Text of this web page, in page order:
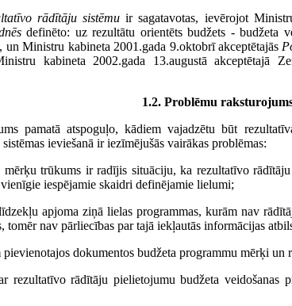
rādītāju sistēmu ir sagatavotas, ievērojot
definēto: uz rezultātu orientēts budžets - budžeta
Ministru kabineta 2001.gada 9.oktobrī akceptētajās
kabineta 2002.gada 13.augustā akceptētajā
1.2. Problēmu
pamatā atspoguļo, kādiem vajadzētu būt
ieviešanā ir iezīmējušās vairākas problēmas:
trūkums ir radījis situāciju, ka rezultatīvo
iespējamie skaidri definējamie lielumi;
apjoma ziņā lielas programmas, kurām nav
nav pārliecības par tajā iekļautās informācijas
dokumentos budžeta programmu mērķi
rezultatīvo rādītāju pielietojumu budžeta